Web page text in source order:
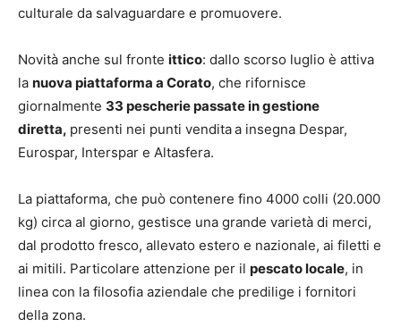
culturale da salvaguardare e promuovere.
Novità anche sul fronte ittico: dallo scorso luglio è attiva
la nuova piattaforma a Corato, che rifornisce
giornalmente 33 pescherie passate in gestione
diretta, presenti nei punti venditaa insegna Despar,
Eurospar, Interspar e Altasfera.
La piattaforma, che può contenere fino 4000 colli (20.000
kg) circa al giorno, gestisce una grande varietà di merci,
dal prodotto fresco, allevato estero e nazionale, ai filetti e
ai mitili. Particolare attenzione per il pescato locale, in
linea con la filosofia aziendale che predilige i fornitori
della zona.